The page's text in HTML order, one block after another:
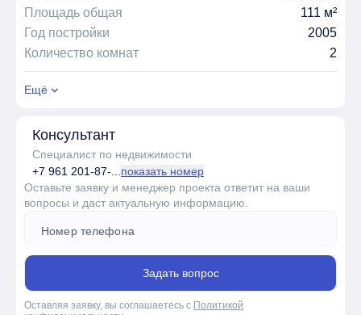
Площадь общая
111 м²
Год постройки
2005
Количество комнат
2
Ещё
Консультант
Специалист по недвижимости
+7 961 201-87-... показать номер
Оставьте заявку и менеджер проекта ответит на ваши
вопросы и даст актуальную информацию.
Задать вопрос
Оставляя заявку, вы соглашаетесь с Политикой